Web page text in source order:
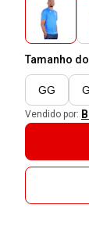
Tamanho
GG
Vendido por: